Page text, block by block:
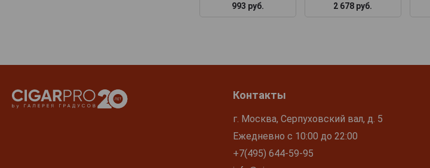
993 руб. 2 678 руб.
Контакты
г. Москва, Серпуховский вал, д. 5
Ежедневно с 10:00 до 22:00
+7(495) 644-59-95